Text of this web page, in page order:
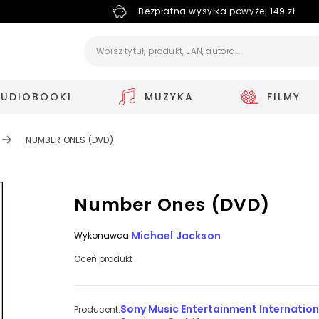
Bezpłatna wysyłka powyżej 149 zł
MUZYKA FILMY
NUMBER ONES (DVD)
Number Ones (DVD)
Wykonawca:Michael Jackson
Oceń produkt
Producent:Sony Music Entertainment